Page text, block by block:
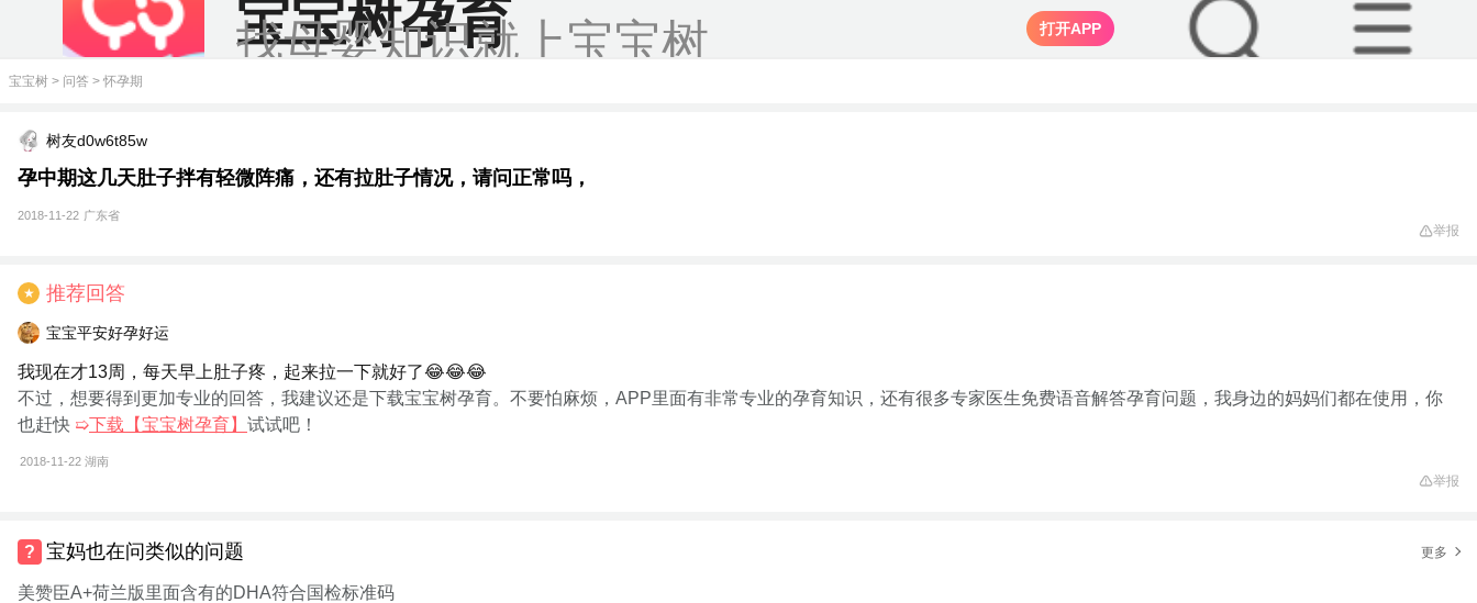
宝宝树孕育
找母婴知识就上宝宝树 打开APP
宝宝树 > 问答 > 怀孕期
树友d0w6t85w
孕中期这几天肚子拌有轻微阵痛，还有拉肚子情况，请问正常吗，
2018-11-22 广东省
举报
★ 推荐回答
宝宝平安好孕好运
我现在才13周，每天早上肚子疼，起来拉一下就好了😂😂😂
不过，想要得到更加专业的回答，我建议还是下载宝宝树孕育。不要怕麻烦，APP里面有非常专业的孕育知识，还有很多专家医生免费语音解答孕育问题，我身边的妈妈们都在使用，你
也赶快 ➯下载【宝宝树孕育】 试试吧！
2018-11-22 湖南
举报
宝妈也在问类似的问题 更多
美赞臣A+荷兰版里面含有的DHA符合国检标准码